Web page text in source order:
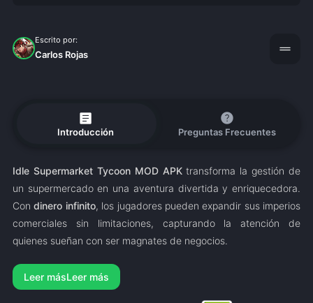
Escrito por:
Carlos Rojas drag_handle
article
Introducción
help
Preguntas Frecuentes
Idle Supermarket Tycoon MOD APKtransforma la gestión de
un supermercado en una aventura divertida y enriquecedora.
Condinero infinito, los jugadores pueden expandir sus imperios
comerciales sin limitaciones, capturando la atención de
quienes sueñan con ser magnates de negocios.
Leer más